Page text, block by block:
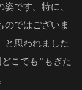
です。特に、
のではございま
と思われました
こでも"もぎた